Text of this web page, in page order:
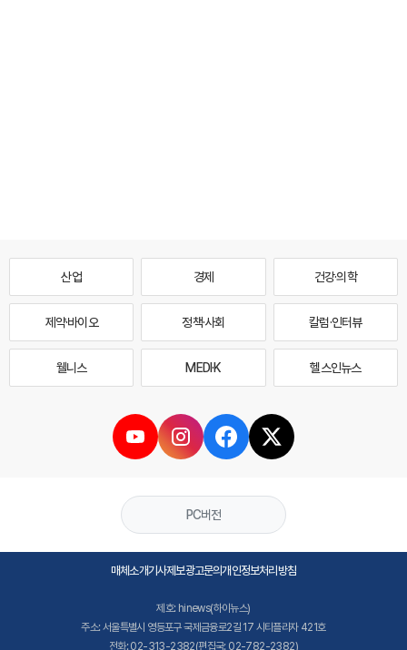
산업 경제 건강·의학
제약·바이오 정책·사회 칼럼·인터뷰
웰니스 MEDI·K 헬스인뉴스
PC버전
매체소개기사제보광고문의개인정보처리방침
제호: hinews(하이뉴스)
주소: 서울특별시 영등포구 국제금융로2길 17 시티플라자 421호
전화: 02-313-2382(편집국: 02-782-2382)